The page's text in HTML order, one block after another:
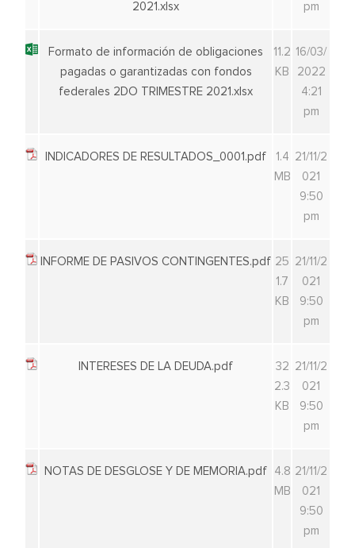
2021.xlsx
pm
Formato de información de obligaciones
pagadas o garantizadas con fondos
federales 2DO TRIMESTRE 2021.xlsx
11.2
KB
16/03/
2022
4:21
pm
INDICADORES DE RESULTADOS_0001.pdf
1.4
MB
21/11/2
021
9:50
pm
INFORME DE PASIVOS CONTINGENTES.pdf 25
1.7
KB
21/11/2
021
9:50
pm
INTERESES DE LA DEUDA.pdf
32
2.3
KB
21/11/2
021
9:50
pm
NOTAS DE DESGLOSE Y DE MEMORIA.pdf
4.8
MB
21/11/2
021
9:50
pm